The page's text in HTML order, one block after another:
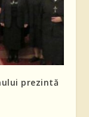
prezintă